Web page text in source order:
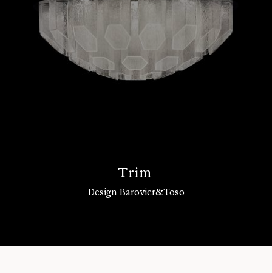
Trim
Design Barovier&Toso